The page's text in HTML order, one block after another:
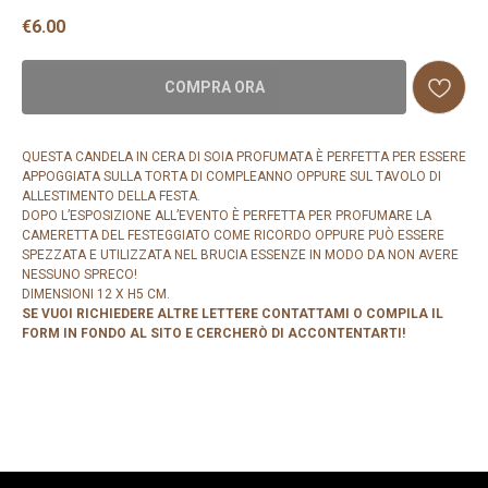
€6.00
COMPRA ORA
QUESTA CANDELA IN CERA DI SOIA PROFUMATA È PERFETTA PER ESSERE
APPOGGIATA SULLA TORTA DI COMPLEANNO OPPURE SUL TAVOLO DI
ALLESTIMENTO DELLA FESTA.
DOPO L’ESPOSIZIONE ALL’EVENTO È PERFETTA PER PROFUMARE LA
CAMERETTA DEL FESTEGGIATO COME RICORDO OPPURE PUÒ ESSERE
SPEZZATA E UTILIZZATA NEL BRUCIA ESSENZE IN MODO DA NON AVERE
NESSUNO SPRECO!
DIMENSIONI 12 X H5 CM.
SE VUOI RICHIEDERE ALTRE LETTERE CONTATTAMI O COMPILA IL
FORM IN FONDO AL SITO E CERCHERÒ DI ACCONTENTARTI!